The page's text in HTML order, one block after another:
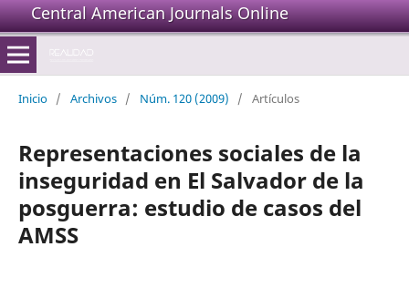
Central American Journals Online
Inicio / Archivos / Núm. 120 (2009) / Artículos
Representaciones sociales de la
inseguridad en El Salvador de la
posguerra: estudio de casos del
AMSS